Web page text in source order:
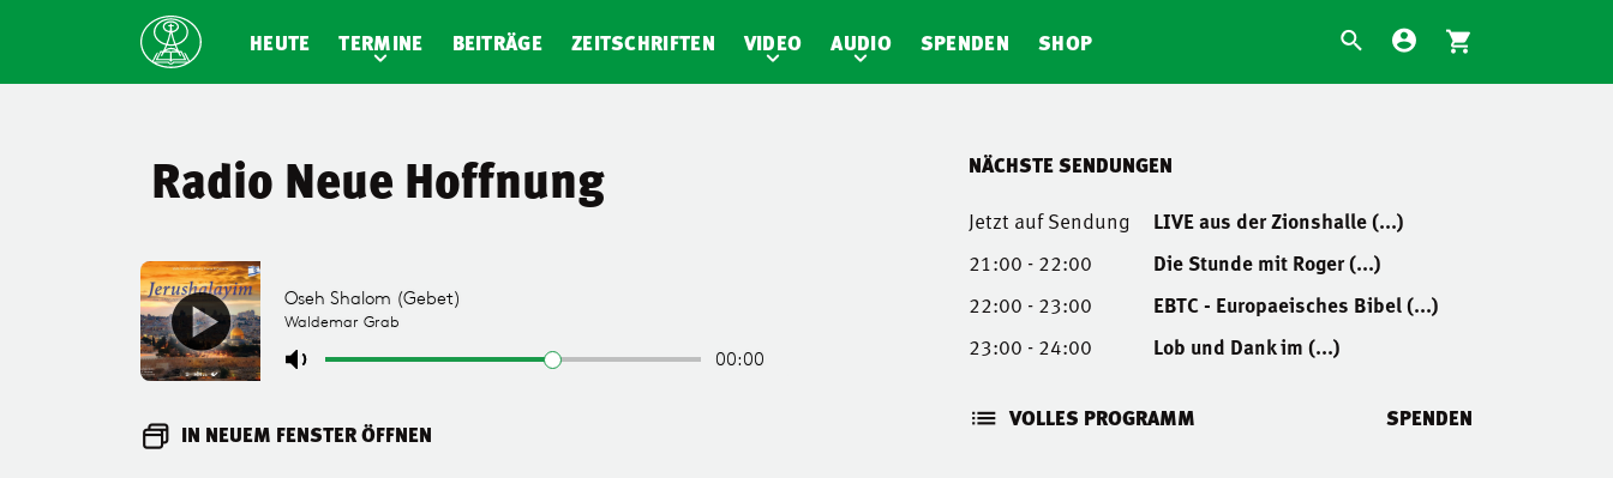
HEUTE TERMINE BEITRÄGE ZEITSCHRIFTEN VIDEO AUDIO SPENDEN SHOP
Radio Neue Hoffnung
IN NEUEM FENSTER ÖFFNEN
NÄCHSTE SENDUNGEN
Jetzt auf Sendung
LIVE aus der Zionshalle (...)
21:00 - 22:00
Die Stunde mit Roger (...)
22:00 - 23:00
EBTC - Europaeisches Bibel (...)
23:00 - 24:00
Lob und Dank im (...)
VOLLES PROGRAMM SPENDEN